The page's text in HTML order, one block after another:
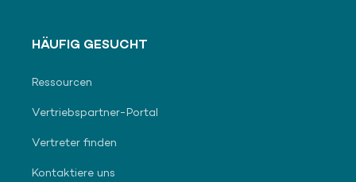
HÄUFIG GESUCHT
Ressourcen
Vertriebspartner-Portal
Vertreter finden
Kontaktiere uns